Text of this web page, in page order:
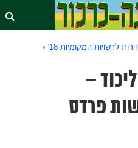
לרשויות המקומיות 18'
•
–
פרדס